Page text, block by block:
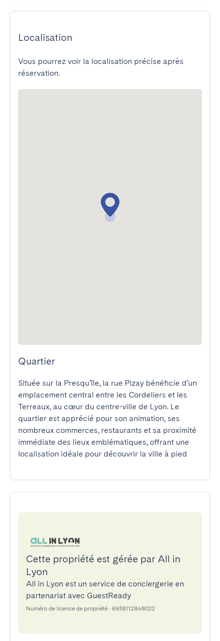
Localisation
Vous pourrez voir la localisation précise après
réservation.
Quartier
Située sur la Presqu’île, la rue Pizay bénéficie d’un
emplacement central entre les Cordeliers et les
Terreaux, au cœur du centre-ville de Lyon. Le
quartier est apprécié pour son animation, ses
nombreux commerces, restaurants et sa proximité
immédiate des lieux emblématiques, offrant une
localisation idéale pour découvrir la ville à pied
Cette propriété est gérée par All in
Lyon
All in Lyon est un service de conciergerie en
partenariat avec GuestReady
Numéro de licence de propriété : 6938112848022